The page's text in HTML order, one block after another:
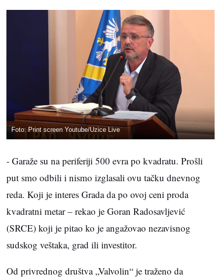
Foto: Print screen Youtube/Uzice Live
- Garaže su na periferiji 500 evra po kvadratu. Prošli
put smo odbili i nismo izglasali ovu tačku dnevnog
reda. Koji je interes Grada da po ovoj ceni proda
kvadratni metar – rekao je Goran Radosavljević
(SRCE) koji je pitao ko je angažovao nezavisnog
sudskog veštaka, grad ili investitor.
Od privrednog društva „Valvolin“ je traženo da